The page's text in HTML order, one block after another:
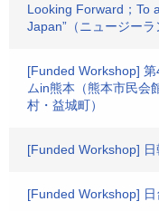
Looking Forward；To
Japan”（ニュージーラ
[Funded Workshop]
ムin熊本（熊本市民会
村・益城町）
[Funded Workshop] 日
[Funded Workshop] 日